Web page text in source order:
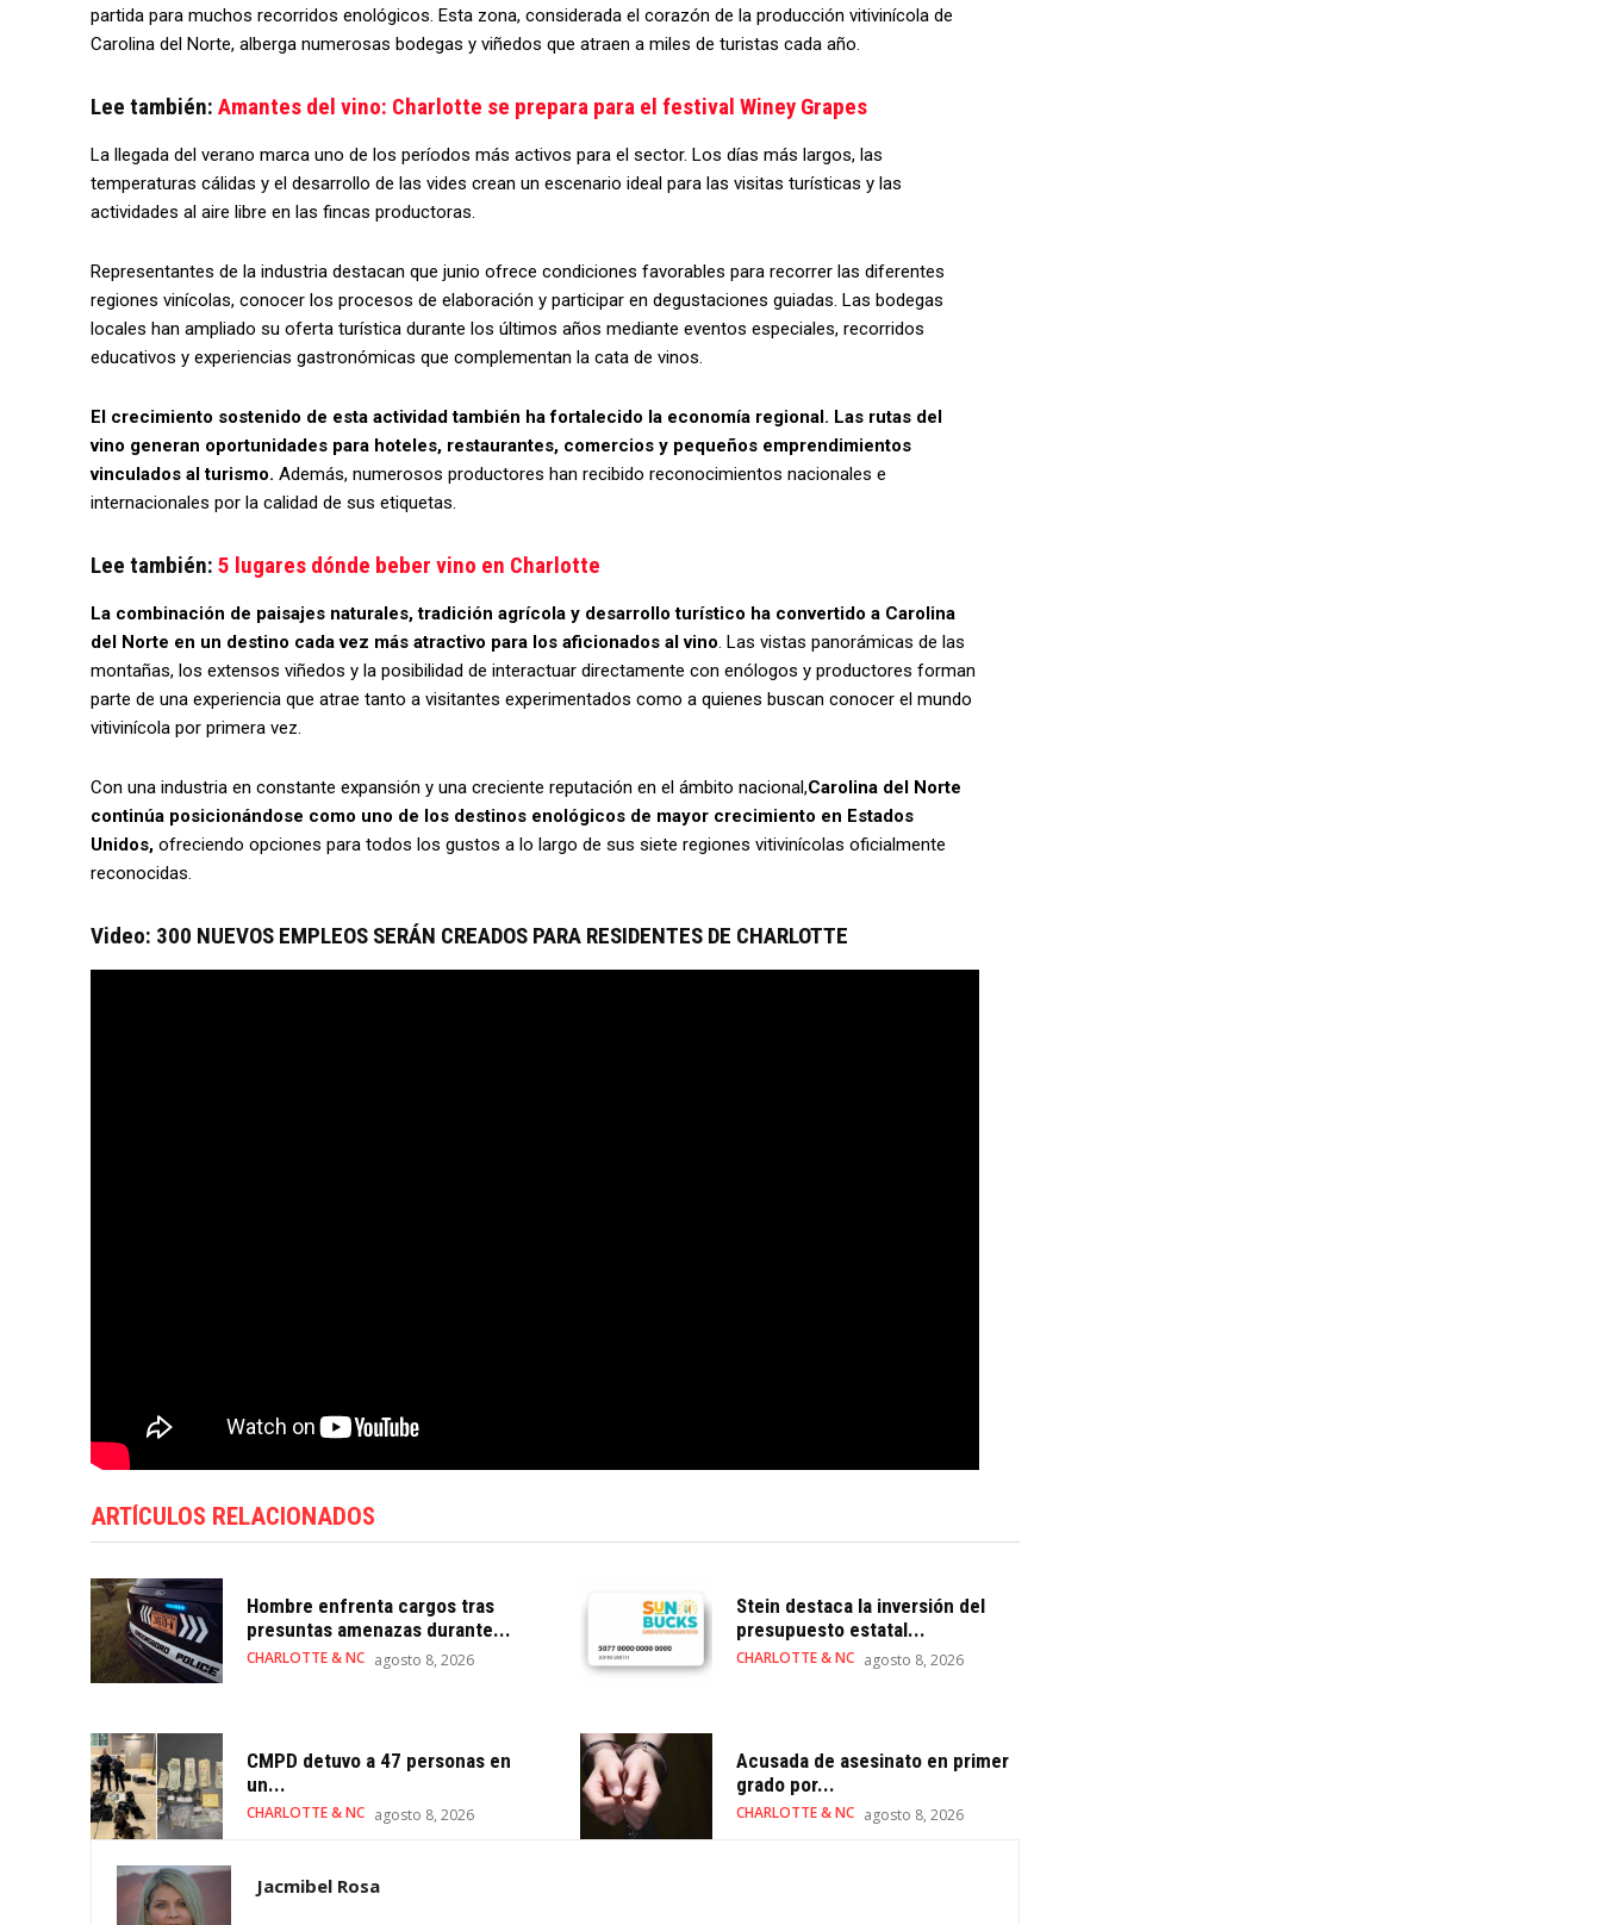
partida para muchos recorridos enológicos. Esta zona, considerada el corazón de la producción vitivinícola de
Carolina del Norte, alberga numerosas bodegas y viñedos que atraen a miles de turistas cada año.
Lee también: Amantes del vino: Charlotte se prepara para el festival Winey Grapes
La llegada del verano marca uno de los períodos más activos para el sector. Los días más largos, las
temperaturas cálidas y el desarrollo de las vides crean un escenario ideal para las visitas turísticas y las
actividades al aire libre en las fincas productoras.
Representantes de la industria destacan que junio ofrece condiciones favorables para recorrer las diferentes
regiones vinícolas, conocer los procesos de elaboración y participar en degustaciones guiadas. Las bodegas
locales han ampliado su oferta turística durante los últimos años mediante eventos especiales, recorridos
educativos y experiencias gastronómicas que complementan la cata de vinos.
El crecimiento sostenido de esta actividad también ha fortalecido la economía regional. Las rutas del
vino generan oportunidades para hoteles, restaurantes, comercios y pequeños emprendimientos
vinculados al turismo. Además, numerosos productores han recibido reconocimientos nacionales e
internacionales por la calidad de sus etiquetas.
Lee también: 5 lugares dónde beber vino en Charlotte
La combinación de paisajes naturales, tradición agrícola y desarrollo turístico ha convertido a Carolina
del Norte en un destino cada vez más atractivo para los aficionados al vino. Las vistas panorámicas de las
montañas, los extensos viñedos y la posibilidad de interactuar directamente con enólogos y productores forman
parte de una experiencia que atrae tanto a visitantes experimentados como a quienes buscan conocer el mundo
vitivinícola por primera vez.
Con una industria en constante expansión y una creciente reputación en el ámbito nacional,Carolina del Norte
continúa posicionándose como uno de los destinos enológicos de mayor crecimiento en Estados
Unidos, ofreciendo opciones para todos los gustos a lo largo de sus siete regiones vitivinícolas oficialmente
reconocidas.
Video: 300 NUEVOS EMPLEOS SERÁN CREADOS PARA RESIDENTES DE CHARLOTTE
ARTÍCULOS RELACIONADOS
Hombre enfrenta cargos tras
presuntas amenazas durante...
CHARLOTTE & NC agosto 8, 2026
Stein destaca la inversión del
presupuesto estatal...
CHARLOTTE & NC agosto 8, 2026
CMPD detuvo a 47 personas en
un...
CHARLOTTE & NC agosto 8, 2026
Acusada de asesinato en primer
grado por...
CHARLOTTE & NC agosto 8, 2026
Jacmibel Rosa